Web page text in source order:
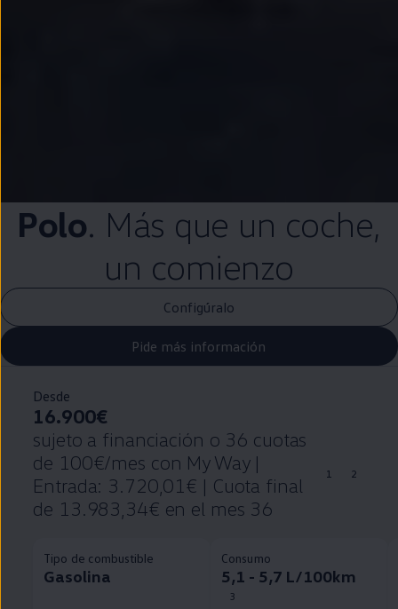
Polo. Más que un coche,
un comienzo
Configúralo
Pide más información
Desde
16.900€
sujeto a financiación o 36 cuotas
de 100€/mes con My Way |
Entrada: 3.720,01€ | Cuota final
de 13.983,34€ en el mes 36
1 2
Tipo de combustible
Gasolina
Consumo
5,1 - 5,7 L/100km
3